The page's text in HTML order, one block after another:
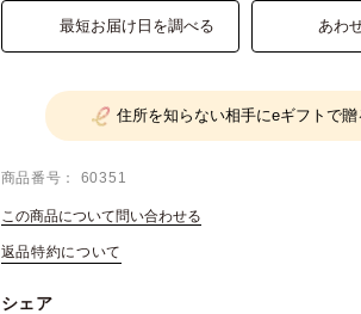
最短お届け日を調べる あわ
住所を知らない相手にeギフトで贈
商品番号 60351
この商品について問い合わせる
返品特約について
シェア